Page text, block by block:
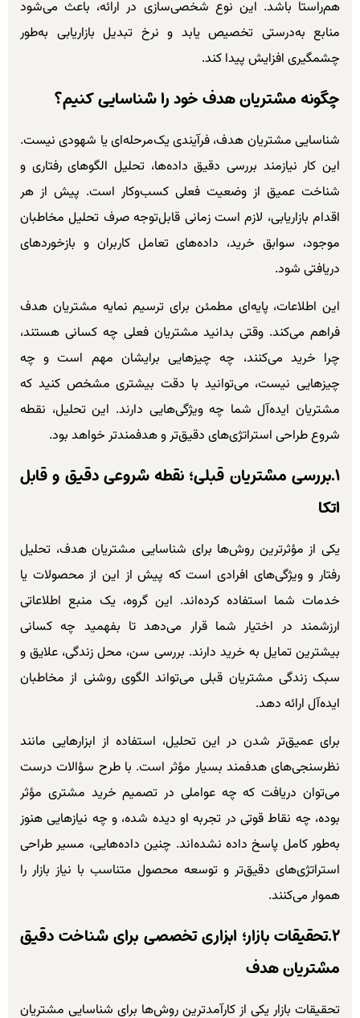
هم‌راستا باشد. این نوع شخصی‌سازی در ارائه، باعث می‌شود
منابع به‌درستی تخصیص یابد و نرخ تبدیل بازاریابی به‌طور
چشمگیری افزایش پیدا کند.
چگونه مشتریان هدف خود را شناسایی کنیم؟
شناسایی مشتریان هدف، فرآیندی یک‌مرحله‌ای یا شهودی نیست.
این کار نیازمند بررسی دقیق داده‌ها، تحلیل الگوهای رفتاری و
شناخت عمیق از وضعیت فعلی کسب‌وکار است. پیش از هر
اقدام بازاریابی، لازم است زمانی قابل‌توجه صرف تحلیل مخاطبان
موجود، سوابق خرید، داده‌های تعامل کاربران و بازخوردهای
دریافتی شود.
این اطلاعات، پایه‌ای مطمئن برای ترسیم نمایه مشتریان هدف
فراهم می‌کند. وقتی بدانید مشتریان فعلی چه کسانی هستند،
چرا خرید می‌کنند، چه چیزهایی برایشان مهم است و چه
چیزهایی نیست، می‌توانید با دقت بیشتری مشخص کنید که
مشتریان ایده‌آل شما چه ویژگی‌هایی دارند. این تحلیل، نقطه
شروع طراحی استراتژی‌های دقیق‌تر و هدفمندتر خواهد بود.
۱.بررسی مشتریان قبلی؛ نقطه شروعی دقیق و قابل
اتکا
یکی از مؤثرترین روش‌ها برای شناسایی مشتریان هدف، تحلیل
رفتار و ویژگی‌های افرادی است که پیش از این از محصولات یا
خدمات شما استفاده کرده‌اند. این گروه، یک منبع اطلاعاتی
ارزشمند در اختیار شما قرار می‌دهد تا بفهمید چه کسانی
بیشترین تمایل به خرید دارند. بررسی سن، محل زندگی، علایق و
سبک زندگی مشتریان قبلی می‌تواند الگوی روشنی از مخاطبان
ایده‌آل ارائه دهد.
برای عمیق‌تر شدن در این تحلیل، استفاده از ابزارهایی مانند
نظرسنجی‌های هدفمند بسیار مؤثر است. با طرح سؤالات درست
می‌توان دریافت که چه عواملی در تصمیم خرید مشتری مؤثر
بوده، چه نقاط قوتی در تجربه او دیده شده، و چه نیازهایی هنوز
به‌طور کامل پاسخ داده نشده‌اند. چنین داده‌هایی، مسیر طراحی
استراتژی‌های دقیق‌تر و توسعه محصول متناسب با نیاز بازار را
هموار می‌کنند.
۲.تحقیقات بازار؛ ابزاری تخصصی برای شناخت دقیق
مشتریان هدف
تحقیقات بازار یکی از کارآمدترین روش‌ها برای شناسایی مشتریان